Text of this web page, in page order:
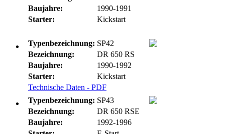
Baujahre:
1990-1991
Starter:
Kickstart
Typenbezeichnung: SP42
Bezeichnung:
DR 650 RS
Baujahre:
1990-1992
Starter:
Kickstart
Technische Daten - PDF
Typenbezeichnung: SP43
Bezeichnung:
DR 650 RSE
Baujahre:
1992-1996